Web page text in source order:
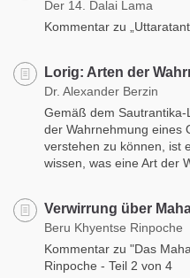
Der 14. Dalai Lama
Kommentar zu
Lorig: Arten der
Dr. Alexander Berzin
Gemäß dem
der Wahrnehmung eines
verstehen zu können, ist
wissen, was eine Art der
Verwirrung über
Beru Khyentse Rinpoche
Kommentar zu "Das
Rinpoche - Teil 2 von 4